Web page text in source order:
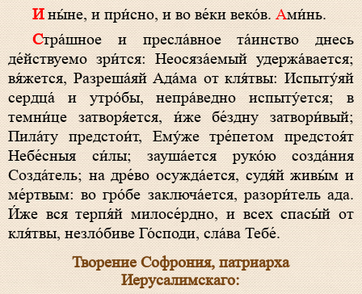
Ины́не, и при́сно, и во ве́ки веко́в.Ами́нь.
Стра́шное и пресла́вное та́инстводнесь
де́йствуемо зри́тся: Неосяза́емый удержа́вается;
вя́жется, Разреша́яй Ада́ма от кля́твы: Испыту́яй
сердца́ и утро́бы, непра́ведно испыту́ется; в
темни́це затворя́ется, и́же бе́здну затвори́вый;
Пила́ту предстои́т, Ему́же тре́петом предстоя́т
Небе́сныя си́лы; зауша́ется руко́ю созда́ния
Созда́тель; на дре́во осужда́ется, судя́й живы́м и
ме́ртвым: во гро́бе заключа́ется, разори́тель ада.
И́же вся терпя́й милосе́рдно, и всех спасы́й от
кля́твы, незло́биве Го́споди, сла́ва Тебе́.
Творение Софрония, патриарха
Иерусалимскаго: